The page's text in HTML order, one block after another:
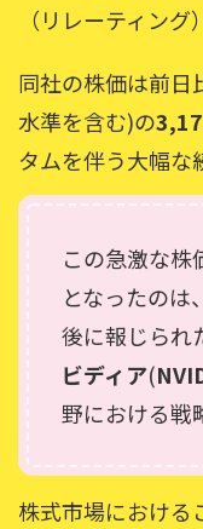
（リレーティング
同社の株価は前日
水準を含む)の
タムを伴う大幅な
この急激な株
となったのは
後に報じられ
ビディア(
野における戦
株式市場における